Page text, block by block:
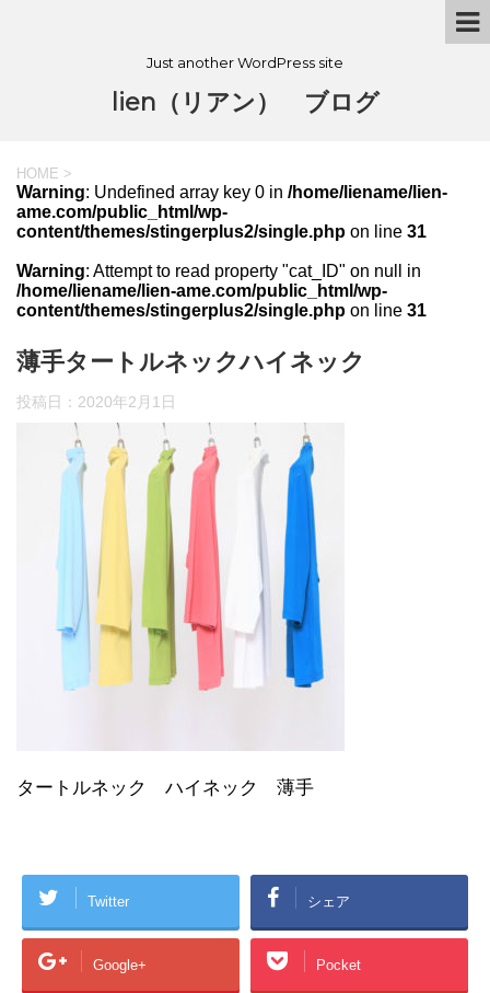
Just another WordPress site
lien（リアン） ブログ
HOME >
Warning: Undefined array key 0 in /home/liename/lien-
ame.com/public_html/wp-
content/themes/stingerplus2/single.php on line 31
Warning: Attempt to read property "cat_ID" on null in
/home/liename/lien-ame.com/public_html/wp-
content/themes/stingerplus2/single.php on line 31
薄手タートルネックハイネック
投稿日： 2020年2月1日
タートルネック ハイネック 薄手
Twitter シェア
Google+ Pocket